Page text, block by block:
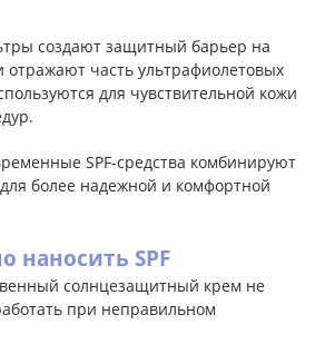
создают защитный барьер на
отражают часть ультрафиолетовых
для чувствительной кожи
SPF-средства комбинируют
более надежной и комфортной
наносить SPF
солнцезащитный крем не
при неправильном